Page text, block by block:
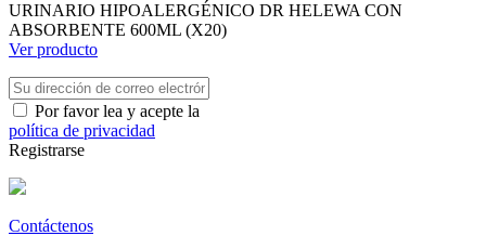
URINARIO HIPOALERGÉNICO DR HELEWA CON
ABSORBENTE 600ML (X20)
Ver producto
Por favor lea y acepte la
política de privacidad
Registrarse
Contáctenos